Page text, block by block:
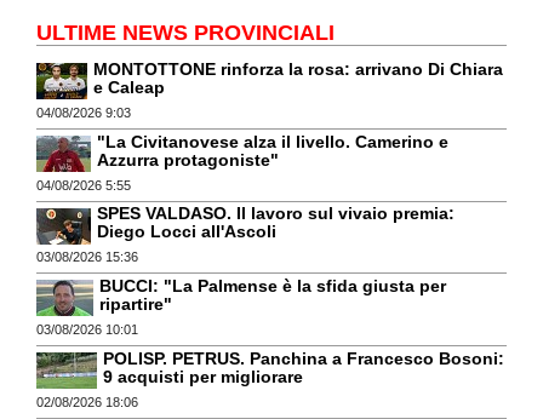
ULTIME NEWS PROVINCIALI
MONTOTTONE rinforza la rosa: arrivano Di Chiara
e Caleap
04/08/2026 9:03
"La Civitanovese alza il livello. Camerino e
Azzurra protagoniste"
04/08/2026 5:55
SPES VALDASO. Il lavoro sul vivaio premia:
Diego Locci all'Ascoli
03/08/2026 15:36
BUCCI: "La Palmense è la sfida giusta per
ripartire"
03/08/2026 10:01
POLISP. PETRUS. Panchina a Francesco Bosoni:
9 acquisti per migliorare
02/08/2026 18:06